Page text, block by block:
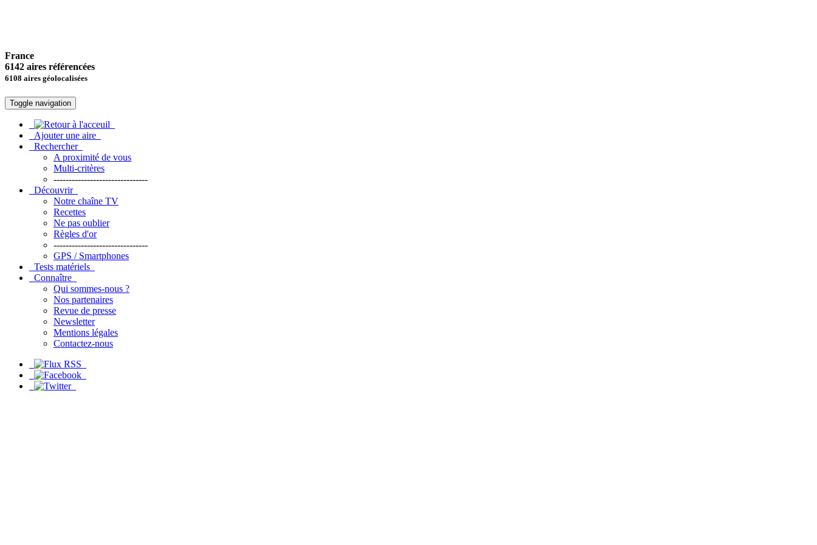
France
6142 aires référencées
6108 aires géolocalisées
Toggle navigation
Ajouter une aire
Rechercher
A proximité de vous
Multi-critères
-------------------------------
Découvrir
Notre chaîne TV
Recettes
Ne pas oublier
Règles d'or
-------------------------------
GPS / Smartphones
Tests matériels
Connaître
Qui sommes-nous ?
Nos partenaires
Revue de presse
Newsletter
Mentions légales
Contactez-nous